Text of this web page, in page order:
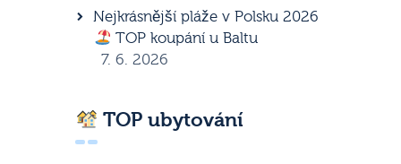
Nejkrásnější pláže v Polsku 2026
TOP koupání u Baltu
7. 6. 2026
TOP ubytování